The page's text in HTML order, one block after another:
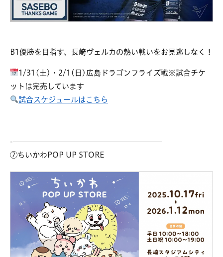
B1優勝を目指す、長崎ヴェルカの熱い戦いをお見逃しなく！
1/31(土)・2/1(日)広島ドラゴンフライズ戦※試合チケ
ットは完売しています
試合スケジュールはこちら
-————————————————————
⑦ちいかわPOP UP STORE